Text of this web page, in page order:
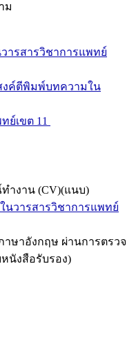
ม
ารสารวิชาการแพทย์
งค์ตีพิมพ์บทความใน
ย์เขต 11
ำงาน (CV)(แนบ)
วารสารวิชาการแพทย์
ษาอังกฤษ ผ่านการตรวจ
นังสือรับรอง)